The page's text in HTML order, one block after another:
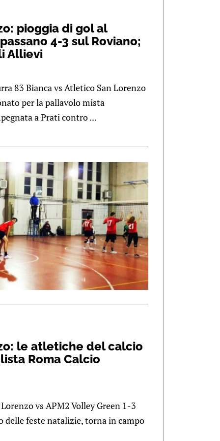
pioggia di gol al
4-3 sul Roviano;
Allievi
83 Bianca vs Atletico San Lorenzo
per la pallavolo mista
a Prati contro ...
le atletiche del calcio
Roma Calcio
vs APM2 Volley Green 1-3
delle feste natalizie, torna in campo